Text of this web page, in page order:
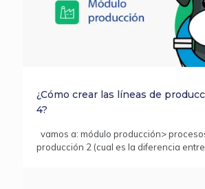
¿Cómo crear las líneas de
4?
vamos a: módulo producción>
producción 2 (cual es la diferencia